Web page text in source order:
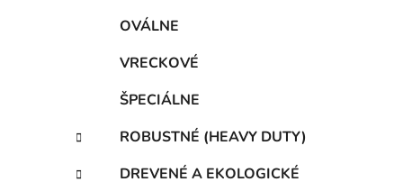
OVÁLNE
VRECKOVÉ
ŠPECIÁLNE
ROBUSTNÉ (HEAVY DUTY)
DREVENÉ A EKOLOGICKÉ